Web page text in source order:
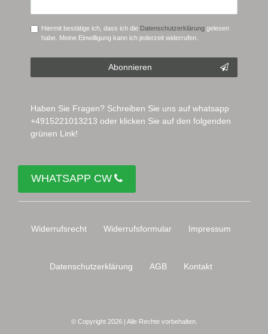
Hiermit bestätige ich, dass ich die Daten­schutz­erklärunggelesen
habe. Meine Einwilligung kann ich jederzeit widerrufen.
Abonnieren
Haben Sie Fragen? Schreiben Sie uns auf whatsapp
+4915221013213 oder klicken Sie auf den folgenden
grünen Link!
WHATSAPP CW
Widerrufs­recht Widerrufs­formular Impressum
Daten­schutz­erklärung AGB Kontakt
© Copyright 2026 | Alle Rechte vorbehalten.